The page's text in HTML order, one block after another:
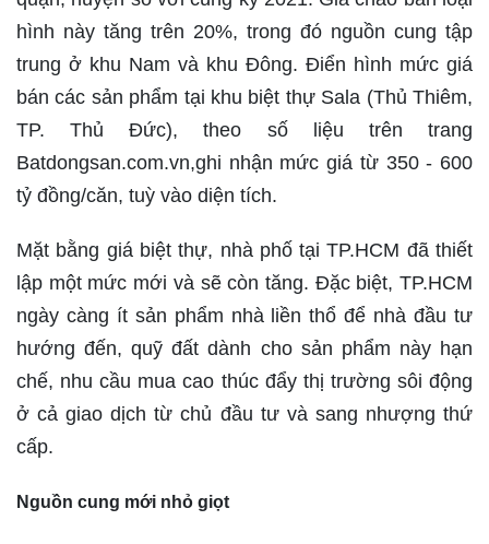
hình này tăng trên 20%, trong đó nguồn cung tập
trung ở khu Nam và khu Đông. Điển hình mức giá
bán các sản phẩm tại khu biệt thự Sala (Thủ Thiêm,
TP. Thủ Đức), theo số liệu trên trang
Batdongsan.com.vn,ghi nhận mức giá từ 350 - 600
tỷ đồng/căn, tuỳ vào diện tích.
Mặt bằng giá biệt thự, nhà phố tại TP.HCM đã thiết
lập một mức mới và sẽ còn tăng. Đặc biệt, TP.HCM
ngày càng ít sản phẩm nhà liền thổ để nhà đầu tư
hướng đến, quỹ đất dành cho sản phẩm này hạn
chế, nhu cầu mua cao thúc đẩy thị trường sôi động
ở cả giao dịch từ chủ đầu tư và sang nhượng thứ
cấp.
Nguồn cung mới nhỏ giọt